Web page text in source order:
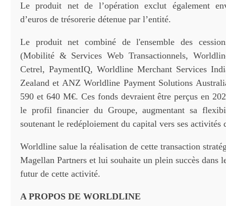
Le produit net de l’opération exclut également
d’euros de trésorerie détenue par l’entité.
Le produit net combiné de l'ensemble des
(Mobilité & Services Web Transactionnels,
Cetrel, PaymentIQ, Worldline Merchant Services
Zealand et ANZ Worldline Payment Solutions
590 et 640 M€. Ces fonds devraient être perçus en
le profil financier du Groupe, augmentant sa
soutenant le redéploiement du capital vers ses activités
Worldline salue la réalisation de cette transaction
Magellan Partners et lui souhaite un plein succès dans
futur de cette activité.
A PROPOS DE WORLDLINE